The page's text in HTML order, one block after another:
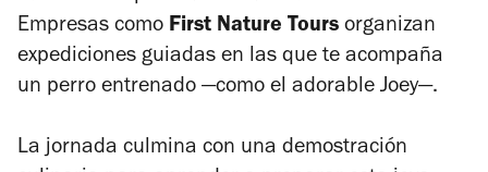
Empresas como First Nature Tours organizan
expediciones guiadas en las que te acompaña
un perro entrenado —como el adorable Joey—.
La jornada culmina con una demostración